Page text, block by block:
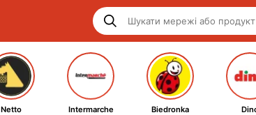
Netto Intermarche Biedronka